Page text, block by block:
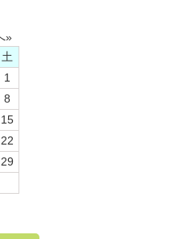
»
土
1
8
15
22
29